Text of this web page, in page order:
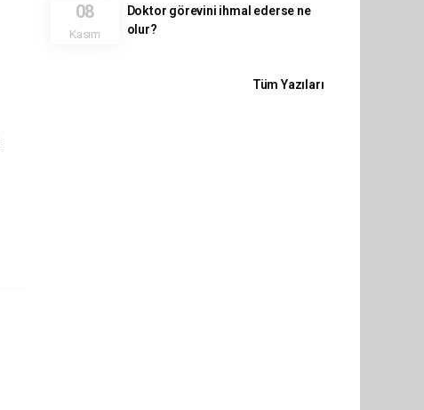
08
Kasım
Doktor görevini ihmal ederse ne
olur?
Tüm Yazıları